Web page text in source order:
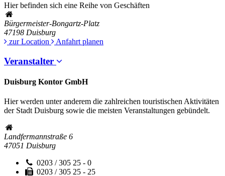
Hier befinden sich eine Reihe von Geschäften
Bürgermeister-Bongartz-Platz
47198 Duisburg
zur Location
Anfahrt planen
Veranstalter
Duisburg Kontor GmbH
Hier werden unter anderem die zahlreichen touristischen Aktivitäten
der Stadt Duisburg sowie die meisten Veranstaltungen gebündelt.
Landfermannstraße 6
47051 Duisburg
0203 / 305 25 - 0
0203 / 305 25 - 25